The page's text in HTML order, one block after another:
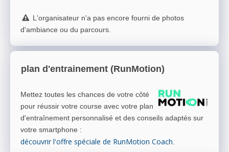
L'organisateur n'a pas encore fourni de photos
d'ambiance ou du parcours.
plan d'entrainement (RunMotion)
Mettez toutes les chances de votre côté
pour réussir votre course avec votre plan
d'entraînement personnalisé et des conseils adaptés sur
votre smartphone :
découvrir l'offre spéciale de RunMotion Coach.